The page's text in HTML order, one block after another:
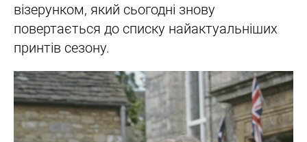
візерунком, який сьогодні знову
повертається до списку найактуальніших
принтів сезону.